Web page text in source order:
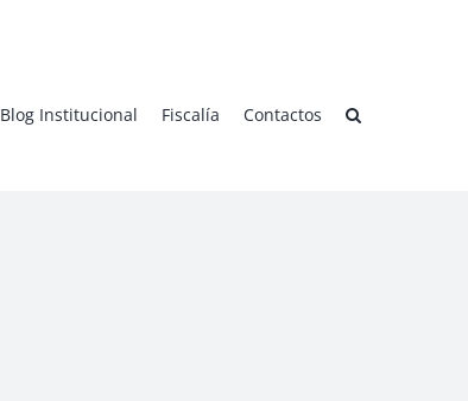
Blog Institucional Fiscalía Contactos